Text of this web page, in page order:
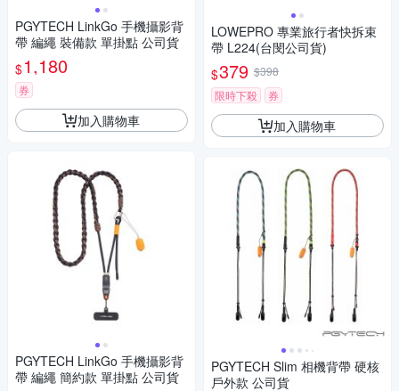
PGYTECH LinkGo 手機攝影背
帶 編繩 裝備款 單掛點 公司貨
$1,180
券
加入購物車
PGYTECH LinkGo 手機攝影背
帶 編繩 簡約款 單掛點 公司貨
LOWEPRO 專業旅行者快拆束
帶 L224(台閔公司貨)
$379 $398
限時下殺
券
加入購物車
PGYTECH Slim 相機背帶 硬核
戶外款 公司貨